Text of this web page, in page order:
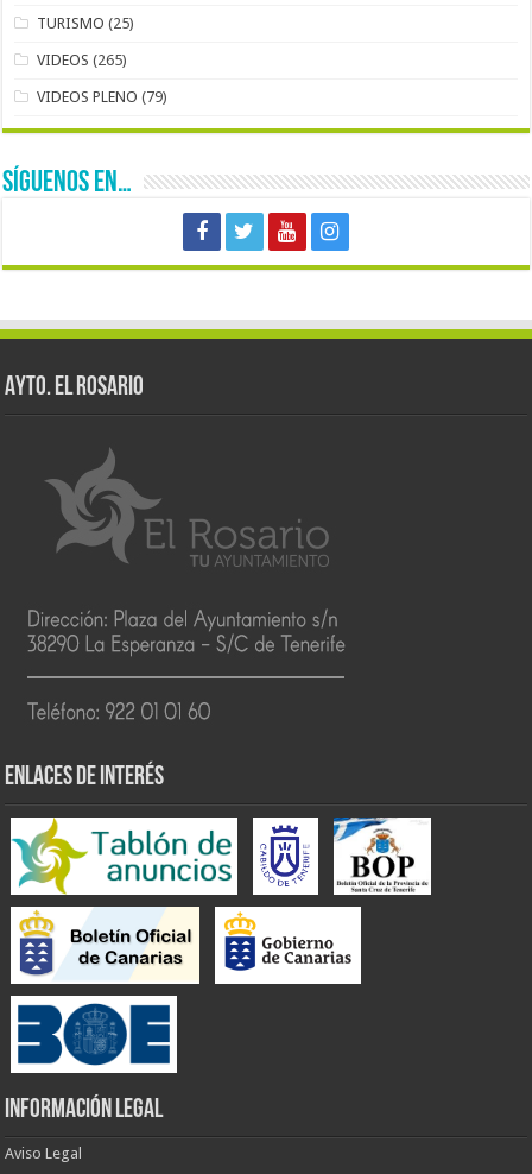
TURISMO (25)
VIDEOS (265)
VIDEOS PLENO (79)
SÍGUENOS EN…
AYTO. EL ROSARIO
ENLACES DE INTERÉS
INFORMACIÓN LEGAL
Aviso Legal